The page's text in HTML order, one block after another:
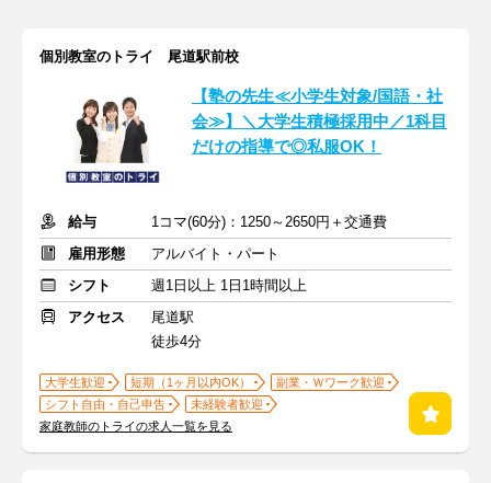
個別教室のトライ 尾道駅前校
【塾の先生≪小学生対象/国語・社
会≫】＼大学生積極採用中／1科目
だけの指導で◎私服OK！
給与
1コマ(60分)：1250～2650円＋交通費
雇用形態
アルバイト・パート
シフト
週1日以上 1日1時間以上
アクセス
尾道駅
徒歩4分
大学生歓迎 短期（1ヶ月以内OK）
副業・Ｗワーク歓迎
シフト自由・自己申告
未経験者歓迎
家庭教師のトライの求人一覧を見る